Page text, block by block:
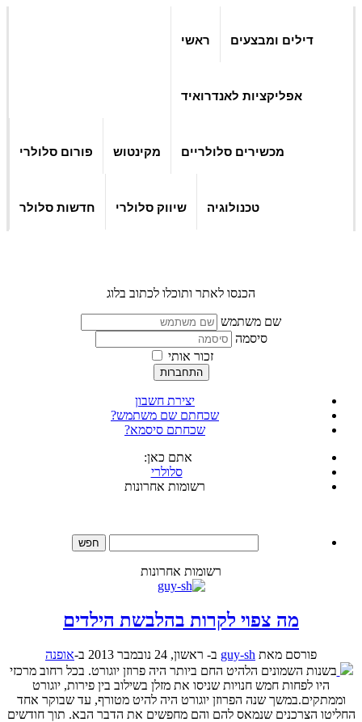
ראשי דילים ומבצעים
אפליקציות לאנדרואיד
פורום סלולרי מקינטוש מכשירים סלולריים
חדשות סלולר שיווק סלולרי טכנולוגיה
הכנסו לאתר ותוכלו לכתוב בלוג
שם משתמש
סיסמה
זכור אותי
התחברות
יצירת חשבון
שכחתם שם משתמש?
שכחתם סיסמא?
אתם כאן:
סלולרי
רשומות אחרונות
חפש
רשומות אחרונות
מה צפוי לקרות בהלבשת הילדים
פורסם מאת guy-sh ב- ראשון, 24 נובמבר 2013 ב-אופנה
בשנות השמונים הלהיט החם ביותר היה פרוזן יוגורט. בכל רחוב מרכזי
היו לפחות חמש חנויות שניסו את מזלן בשילוב בין פירות, יוגורט
וממתקים.במשך שנה הפרוזן יוגורט היה להיט מטורף, עד שבוקר אחד
החליטו הצרכנים שנמאס להם והם מחפשים את הדבר הבא. תוך חודשים